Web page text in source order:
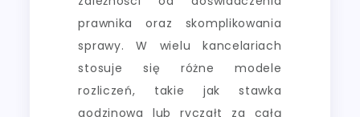
prawnika oraz skomplikowania
sprawy. W wielu kancelariach
stosuje się różne modele
rozliczeń, takie jak stawka
godzinowa lub ryczałt za całą